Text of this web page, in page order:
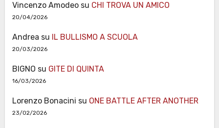
Vincenzo Amodeosu CHI TROVA UN AMICO
20/04/2026
Andrea su IL BULLISMO A SCUOLA
20/03/2026
BIGNO su GITE DI QUINTA
16/03/2026
Lorenzo Bonacini su ONE BATTLE AFTER ANOTHER
23/02/2026